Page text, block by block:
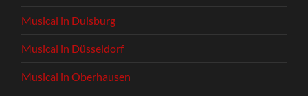
Musical in Duisburg
Musical in Düsseldorf
Musical in Oberhausen